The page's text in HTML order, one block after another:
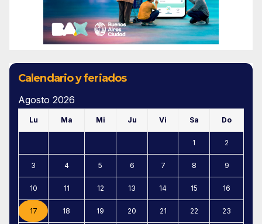
Calendario y feriados
Agosto 2026
Lu Ma Mi Ju Vi Sa Do
1 2
3 4 5 6 7 8 9
10 11 12 13 14 15 16
17 18 19 20 21 22 23